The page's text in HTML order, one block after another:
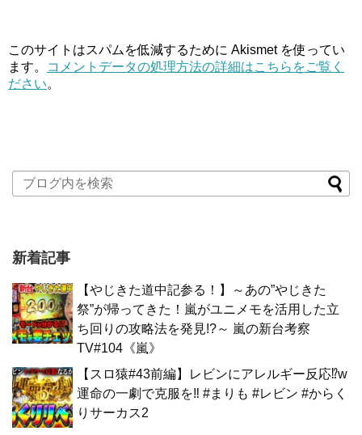
このサイトはスパムを低減するために Akismet を使ってい
ます。
コメントデータの処理方法の詳細はこちらをご覧く
ださい。
新着記事
【やじきた道中記参る！】～あの”やじきた
祭”が帰ってきた！嵐がユニメモを活用した立
ち回りの攻略法を発見!?～ 嵐の新台考察
TV#104《嵐》
【スロ猿#43前編】レビンにアレルギー反応⁉w
運命の一劇で克服を‼ #まりも #レビン #からく
りサーカス2